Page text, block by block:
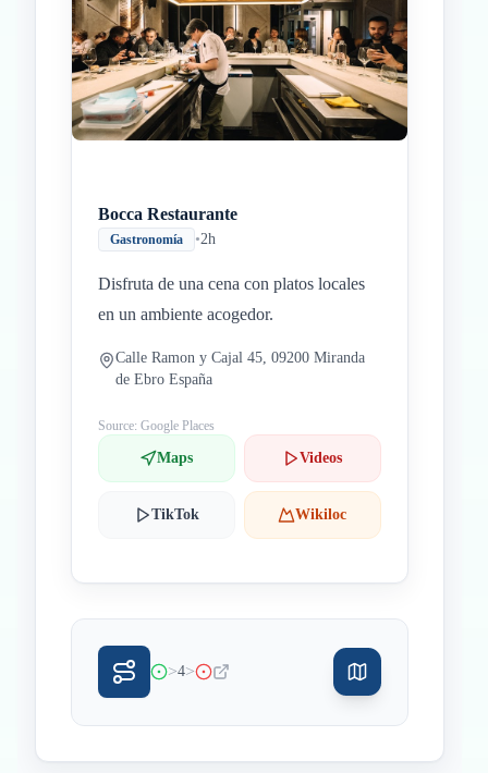
Bocca Restaurante
Gastronomía •2h
Disfruta de una cena con platos locales
en un ambiente acogedor.
Calle Ramon y Cajal 45, 09200 Miranda
de Ebro España
Source: Google Places
Maps Videos
TikTok Wikiloc
>4>